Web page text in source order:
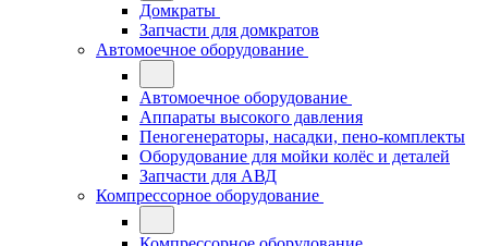
Домкраты
Запчасти для домкратов
Автомоечное оборудование
Автомоечное оборудование
Аппараты высокого давления
Пеногенераторы, насадки, пено-комплекты
Оборудование для мойки колёс и деталей
Запчасти для АВД
Компрессорное оборудование